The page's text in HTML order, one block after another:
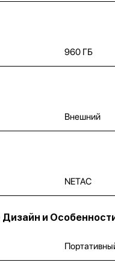
960 ГБ
Внешний
NETAC
и